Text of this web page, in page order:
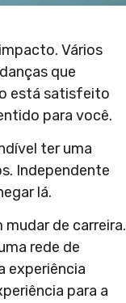
Vários
que
está satisfeito
para você.
ter uma
Independente
lá.
de carreira.
rede de
experiência
para a